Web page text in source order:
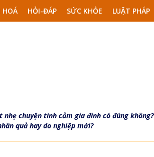
HOÁ HỎI-ĐÁP SỨC KHỎE LUẬT PHÁP
chuyện tình cảm gia đình có đúng không?
quả hay do nghiệp mới?